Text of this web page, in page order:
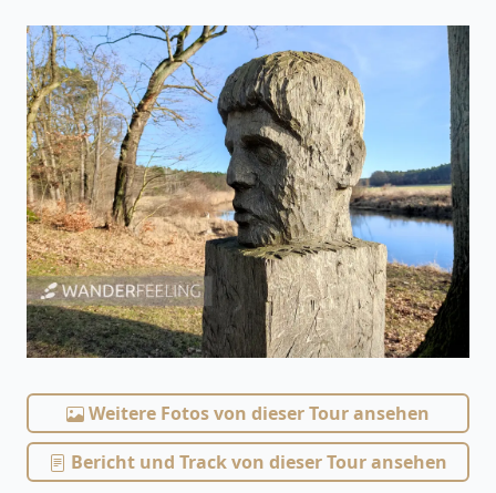
Weitere Fotos von dieser Tour ansehen
Bericht und Track von dieser Tour ansehen